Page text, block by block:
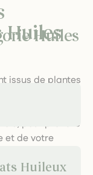
Huiles
issus de plantes
flacon
pour prendre
et de votre
Huiles
Huileux